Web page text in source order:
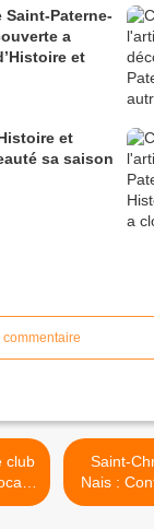
Paterne-
et
et
sa saison
Saint-
Nais :